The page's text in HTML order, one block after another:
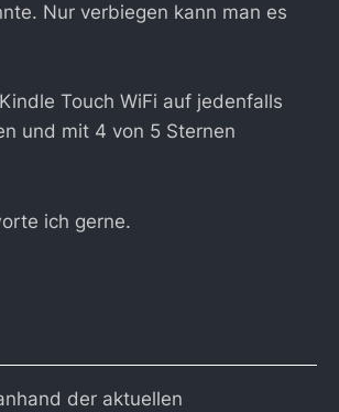
Nur verbiegen kann man es
Touch WiFi auf jedenfalls
und mit 4 von 5 Sternen
ich gerne.
der aktuellen